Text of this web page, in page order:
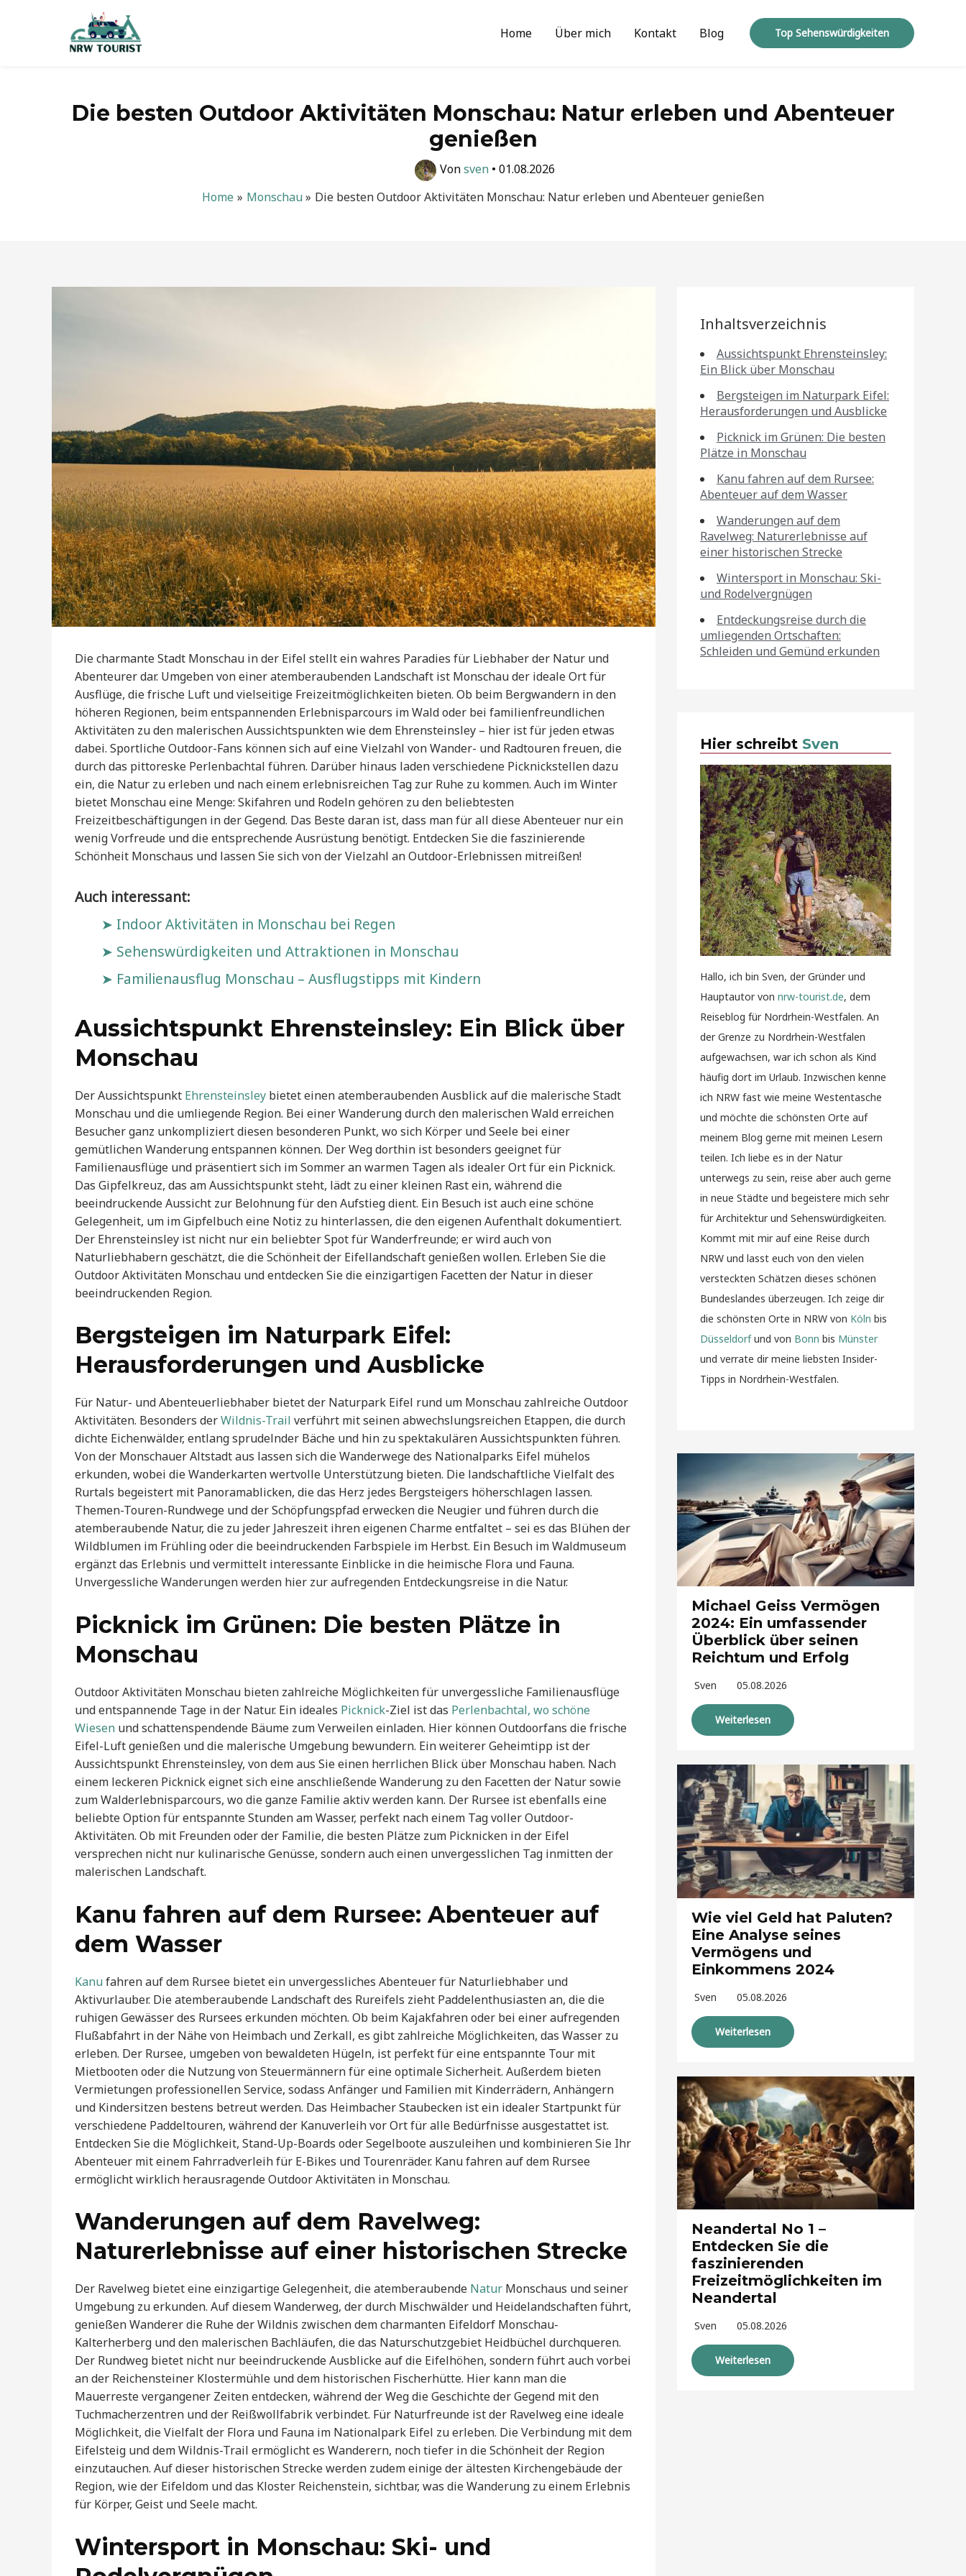
Home Über mich Kontakt Blog Top Sehenswürdigkeiten
Die besten Outdoor Aktivitäten Monschau: Natur erleben und Abenteuer
genießen
Vonsven • 01.08.2026
Home
Monschau Die besten Outdoor Aktivitäten Monschau: Natur erleben und Abenteuer genießen
Die charmante Stadt Monschau in der Eifel stellt ein wahres Paradies für Liebhaber der Natur und
Abenteurer dar. Umgeben von einer atemberaubenden Landschaft ist Monschau der ideale Ort für
Ausflüge, die frische Luft und vielseitige Freizeitmöglichkeiten bieten. Ob beim Bergwandern in den
höheren Regionen, beim entspannenden Erlebnisparcours im Wald oder bei familienfreundlichen
Aktivitäten zu den malerischen Aussichtspunkten wie dem Ehrensteinsley – hier ist für jeden etwas
dabei. Sportliche Outdoor-Fans können sich auf eine Vielzahl von Wander- und Radtouren freuen, die
durch das pittoreske Perlenbachtal führen. Darüber hinaus laden verschiedene Picknickstellen dazu
ein, die Natur zu erleben und nach einem erlebnisreichen Tag zur Ruhe zu kommen. Auch im Winter
bietet Monschau eine Menge: Skifahren und Rodeln gehören zu den beliebtesten
Freizeitbeschäftigungen in der Gegend. Das Beste daran ist, dass man für all diese Abenteuer nur ein
wenig Vorfreude und die entsprechende Ausrüstung benötigt. Entdecken Sie die faszinierende
Schönheit Monschaus und lassen Sie sich von der Vielzahl an Outdoor-Erlebnissen mitreißen!
Auch interessant:
Indoor Aktivitäten in Monschau bei Regen
Sehenswürdigkeiten und Attraktionen in Monschau
Familienausflug Monschau – Ausflugstipps mit Kindern
Aussichtspunkt Ehrensteinsley: Ein Blick über
Monschau
Der Aussichtspunkt Ehrensteinsley bietet einen atemberaubenden Ausblick auf die malerische Stadt
Monschau und die umliegende Region. Bei einer Wanderung durch den malerischen Wald erreichen
Besucher ganz unkompliziert diesen besonderen Punkt, wo sich Körper und Seele bei einer
gemütlichen Wanderung entspannen können. Der Weg dorthin ist besonders geeignet für
Familienausflüge und präsentiert sich im Sommer an warmen Tagen als idealer Ort für ein Picknick.
Das Gipfelkreuz, das am Aussichtspunkt steht, lädt zu einer kleinen Rast ein, während die
beeindruckende Aussicht zur Belohnung für den Aufstieg dient. Ein Besuch ist auch eine schöne
Gelegenheit, um im Gipfelbuch eine Notiz zu hinterlassen, die den eigenen Aufenthalt dokumentiert.
Der Ehrensteinsley ist nicht nur ein beliebter Spot für Wanderfreunde; er wird auch von
Naturliebhabern geschätzt, die die Schönheit der Eifellandschaft genießen wollen. Erleben Sie die
Outdoor Aktivitäten Monschau und entdecken Sie die einzigartigen Facetten der Natur in dieser
beeindruckenden Region.
Bergsteigen im Naturpark Eifel:
Herausforderungen und Ausblicke
Für Natur- und Abenteuerliebhaber bietet der Naturpark Eifel rund um Monschau zahlreiche Outdoor
Aktivitäten. Besonders derWildnis-Trail verführt mit seinen abwechslungsreichen Etappen, die durch
dichte Eichenwälder, entlang sprudelnder Bäche und hin zu spektakulären Aussichtspunkten führen.
Von der Monschauer Altstadt aus lassen sich die Wanderwege des Nationalparks Eifel mühelos
erkunden, wobei die Wanderkarten wertvolle Unterstützung bieten. Die landschaftliche Vielfalt des
Rurtals begeistert mit Panoramablicken, die das Herz jedes Bergsteigers höherschlagen lassen.
Themen-Touren-Rundwege und der Schöpfungspfad erwecken die Neugier und führen durch die
atemberaubende Natur, die zu jeder Jahreszeit ihren eigenen Charme entfaltet – sei es das Blühen der
Wildblumen im Frühling oder die beeindruckenden Farbspiele im Herbst. Ein Besuch im Waldmuseum
ergänzt das Erlebnis und vermittelt interessante Einblicke in die heimische Flora und Fauna.
Unvergessliche Wanderungen werden hier zur aufregenden Entdeckungsreise in die Natur.
Picknick im Grünen: Die besten Plätze in
Monschau
Outdoor Aktivitäten Monschau bieten zahlreiche Möglichkeiten für unvergessliche Familienausflüge
und entspannende Tage in der Natur. Ein ideales Picknick-Ziel ist das Perlenbachtal, wo schöne
Wiesen und schattenspendende Bäume zum Verweilen einladen. Hier können Outdoorfans die frische
Eifel-Luft genießen und die malerische Umgebung bewundern. Ein weiterer Geheimtipp ist der
Aussichtspunkt Ehrensteinsley, von dem aus Sie einen herrlichen Blick über Monschau haben. Nach
einem leckeren Picknick eignet sich eine anschließende Wanderung zu den Facetten der Natur sowie
zum Walderlebnisparcours, wo die ganze Familie aktiv werden kann. Der Rursee ist ebenfalls eine
beliebte Option für entspannte Stunden am Wasser, perfekt nach einem Tag voller Outdoor-
Aktivitäten. Ob mit Freunden oder der Familie, die besten Plätze zum Picknicken in der Eifel
versprechen nicht nur kulinarische Genüsse, sondern auch einen unvergesslichen Tag inmitten der
malerischen Landschaft.
Kanu fahren auf dem Rursee: Abenteuer auf
dem Wasser
Kanufahren auf dem Rursee bietet ein unvergessliches Abenteuer für Naturliebhaber und
Aktivurlauber. Die atemberaubende Landschaft des Rureifels zieht Paddelenthusiasten an, die die
ruhigen Gewässer des Rursees erkunden möchten. Ob beim Kajakfahren oder bei einer aufregenden
Flußabfahrt in der Nähe von Heimbach und Zerkall, es gibt zahlreiche Möglichkeiten, das Wasser zu
erleben. Der Rursee, umgeben von bewaldeten Hügeln, ist perfekt für eine entspannte Tour mit
Mietbooten oder die Nutzung von Steuermännern für eine optimale Sicherheit. Außerdem bieten
Vermietungen professionellen Service, sodass Anfänger und Familien mit Kinderrädern, Anhängern
und Kindersitzen bestens betreut werden. Das Heimbacher Staubecken ist ein idealer Startpunkt für
verschiedene Paddeltouren, während der Kanuverleih vor Ort für alle Bedürfnisse ausgestattet ist.
Entdecken Sie die Möglichkeit, Stand-Up-Boards oder Segelboote auszuleihen und kombinieren Sie Ihr
Abenteuer mit einem Fahrradverleih für E-Bikes und Tourenräder. Kanu fahren auf dem Rursee
ermöglicht wirklich herausragende Outdoor Aktivitäten in Monschau.
Wanderungen auf dem Ravelweg:
Naturerlebnisse auf einer historischen Strecke
Der Ravelweg bietet eine einzigartige Gelegenheit, die atemberaubende Natur Monschaus und seiner
Umgebung zu erkunden. Auf diesem Wanderweg, der durch Mischwälder und Heidelandschaften führt,
genießen Wanderer die Ruhe der Wildnis zwischen dem charmanten Eifeldorf Monschau-
Kalterherberg und den malerischen Bachläufen, die das Naturschutzgebiet Heidbüchel durchqueren.
Der Rundweg bietet nicht nur beeindruckende Ausblicke auf die Eifelhöhen, sondern führt auch vorbei
an der Reichensteiner Klostermühle und dem historischen Fischerhütte. Hier kann man die
Mauerreste vergangener Zeiten entdecken, während der Weg die Geschichte der Gegend mit den
Tuchmacherzentren und der Reißwollfabrik verbindet. Für Naturfreunde ist der Ravelweg eine ideale
Möglichkeit, die Vielfalt der Flora und Fauna im Nationalpark Eifel zu erleben. Die Verbindung mit dem
Eifelsteig und dem Wildnis-Trail ermöglicht es Wanderern, noch tiefer in die Schönheit der Region
einzutauchen. Auf dieser historischen Strecke werden zudem einige der ältesten Kirchengebäude der
Region, wie der Eifeldom und das Kloster Reichenstein, sichtbar, was die Wanderung zu einem Erlebnis
für Körper, Geist und Seele macht.
Wintersport in Monschau: Ski- und
Inhaltsverzeichnis
Aussichtspunkt Ehrensteinsley:
Ein Blick über Monschau
Bergsteigen im Naturpark Eifel:
Herausforderungen und Ausblicke
Picknick im Grünen: Die besten
Plätze in Monschau
Kanu fahren auf dem Rursee:
Abenteuer auf dem Wasser
Wanderungen auf dem
Ravelweg: Naturerlebnisse auf
einer historischen Strecke
Wintersport in Monschau: Ski-
und Rodelvergnügen
Entdeckungsreise durch die
umliegenden Ortschaften:
Schleiden und Gemünd erkunden
Hier schreibt Sven
Hallo, ich bin Sven, der Gründer und
Hauptautor von nrw-tourist.de, dem
Reiseblog für Nordrhein-Westfalen. An
der Grenze zu Nordrhein-Westfalen
aufgewachsen, war ich schon als Kind
häufig dort im Urlaub. Inzwischen kenne
ich NRW fast wie meine Westentasche
und möchte die schönsten Orte auf
meinem Blog gerne mit meinen Lesern
teilen. Ich liebe es in der Natur
unterwegs zu sein, reise aber auch gerne
in neue Städte und begeistere mich sehr
für Architektur und Sehenswürdigkeiten.
Kommt mit mir auf eine Reise durch
NRW und lasst euch von den vielen
versteckten Schätzen dieses schönen
Bundeslandes überzeugen. Ich zeige dir
die schönsten Orte in NRW von Köln bis
Düsseldorfund von Bonn bis Münster
und verrate dir meine liebsten Insider-
Tipps in Nordrhein-Westfalen.
Michael Geiss Vermögen
2024: Ein umfassender
Überblick über seinen
Reichtum und Erfolg
Sven 05.08.2026
Weiterlesen
Wie viel Geld hat Paluten?
Eine Analyse seines
Vermögens und
Einkommens 2024
Sven 05.08.2026
Weiterlesen
Neandertal No 1 –
Entdecken Sie die
faszinierenden
Freizeitmöglichkeiten im
Neandertal
Sven 05.08.2026
Weiterlesen